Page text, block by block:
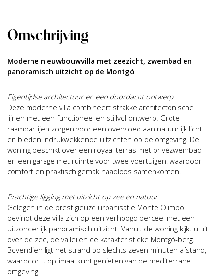
Omschrijving
Moderne nieuwbouwvilla met zeezicht, zwembad en
panoramisch uitzicht op de Montgó
Eigentijdse architectuur en een doordacht ontwerp
Deze moderne villa combineert strakke architectonische
lijnen met een functioneel en stijlvol ontwerp. Grote
raampartijen zorgen voor een overvloed aan natuurlijk licht
en bieden indrukwekkende uitzichten op de omgeving. De
woning beschikt over een royaal terras met privézwembad
en een garage met ruimte voor twee voertuigen, waardoor
comfort en praktisch gemak naadloos samenkomen.
Prachtige ligging met uitzicht op zee en natuur
Gelegen in de prestigieuze urbanisatie Monte Olimpo
bevindt deze villa zich op een verhoogd perceel met een
uitzonderlijk panoramisch uitzicht. Vanuit de woning kijkt u uit
over de zee, de vallei en de karakteristieke Montgó-berg.
Bovendien ligt het strand op slechts zeven minuten afstand,
waardoor u optimaal kunt genieten van de mediterrane
omgeving.